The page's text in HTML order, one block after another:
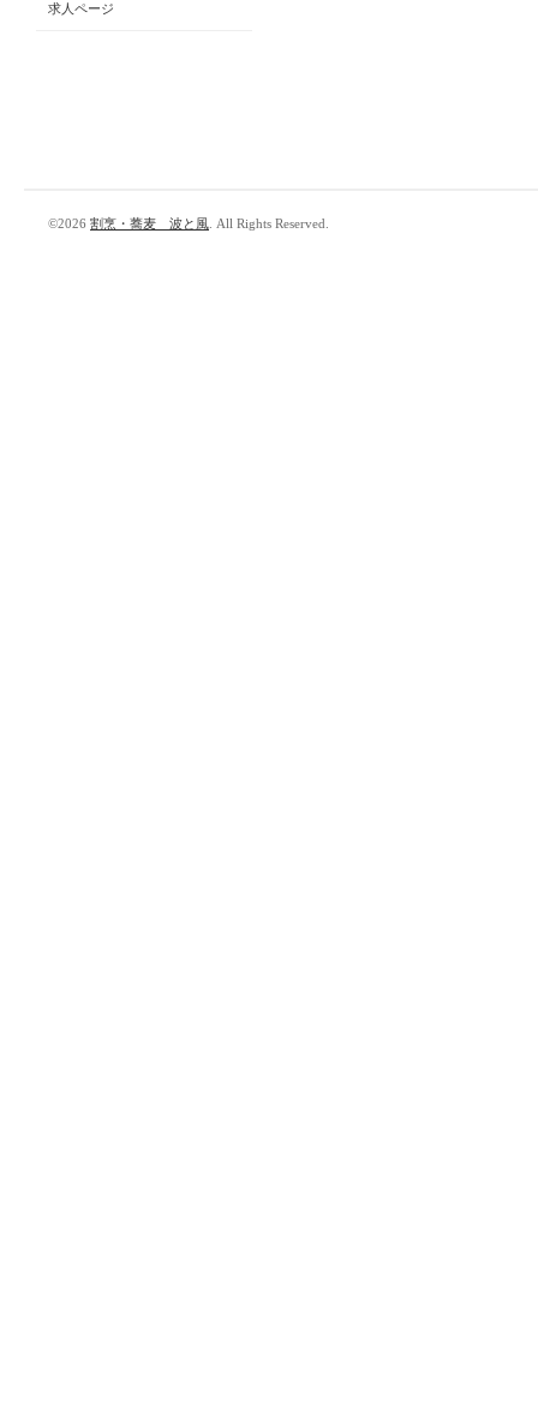
求人ページ
©2026 割烹・蕎麦 波と風 . All Rights Reserved.